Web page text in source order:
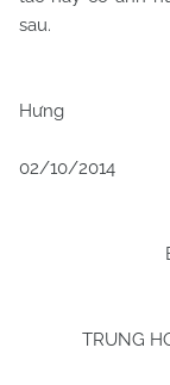
sau.
Hưng
02/10/2014
TRUNG